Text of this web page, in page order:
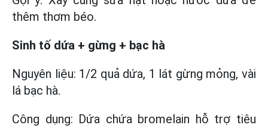
thêm thơm béo.
Sinh tố dứa + gừng + bạc hà
Nguyên liệu: 1/2 quả dứa, 1 lát gừng mỏng, vài
lá bạc hà.
Công dụng: Dứa chứa bromelain hỗ trợ tiêu